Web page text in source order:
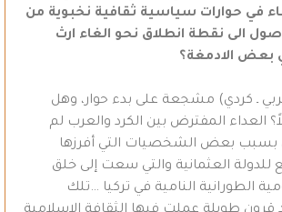
في حوارات سياسية ثقافية نخبوية من
الى نقطة انطلاق نحو الغاء ارث
بعض الادمغة؟
ـ كردي) مشجعة على بدء حوار، وهل
العداء المفترض بين الكرد والعرب لم
بعض الشخصيات التي أفرزها
للدولة العثمانية والتي سعت إلى خلق
الطورانية النامية في تركيا …تلك